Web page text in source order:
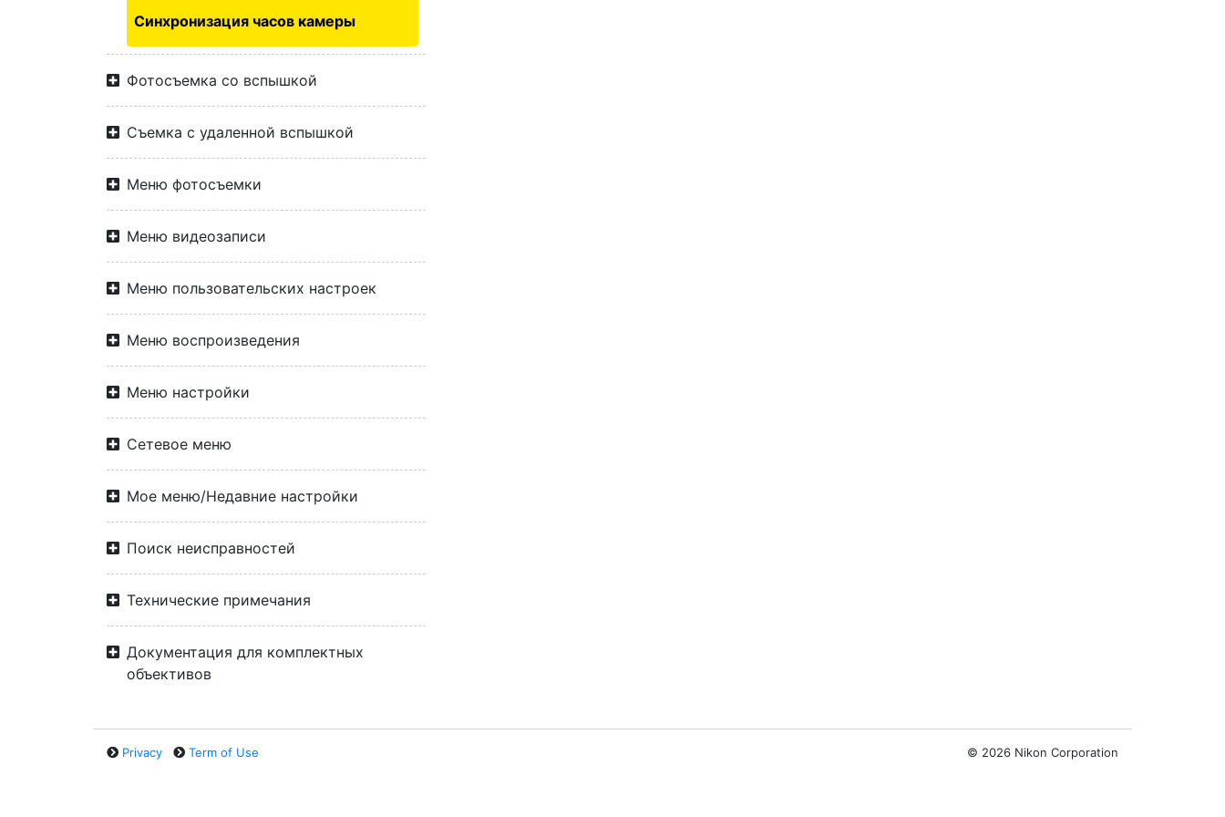
Синхронизация часов камеры
Фотосъемка со вспышкой
Съемка с удаленной вспышкой
Меню фотосъемки
Меню видеозаписи
Меню пользовательских настроек
Меню воспроизведения
Меню настройки
Сетевое меню
Мое меню/Недавние настройки
Поиск неисправностей
Технические примечания
Документация для комплектных
объективов
Privacy Term of Use © 2026 Nikon Corporation